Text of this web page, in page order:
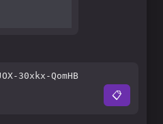
30xkx-QomHB
📋